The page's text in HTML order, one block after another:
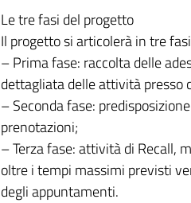
Le tre fasi del progetto
Il progetto si articolerà in tre
– Prima fase: raccolta delle
dettagliata delle attività presso
– Seconda fase:
prenotazioni;
– Terza fase: attività di Recall,
oltre i tempi massimi previsti
degli appuntamenti.